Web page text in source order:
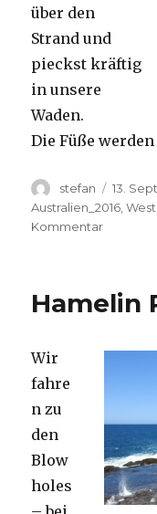
über den
Strand und
pieckst kräftig
in unsere
Waden.
Die Füße
Autor
stefan
am
13.
Australien_2016 ,
Kommentarzu
Hamelin
Wir
fahre
n zu
den
Blow
holes